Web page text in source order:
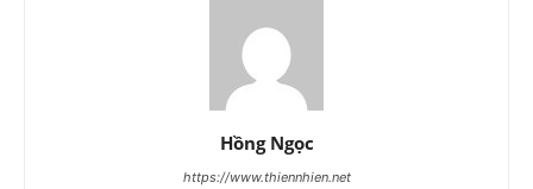
Hồng Ngọc
https://www.thiennhien.net